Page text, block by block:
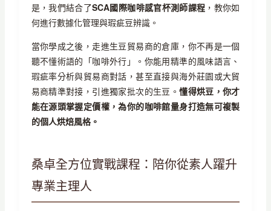
是，我們結合了SCA國際咖啡感官杯測師課程 ，教你如
何進行數據化管理與瑕疵豆辨識。
當你學成之後，走進生豆貿易商的倉庫，你不再是一個
聽不懂術語的「咖啡外行」。你能用精準的風味語言、
瑕疵率分析與貿易商對話，甚至直接與海外莊園或大貿
易商精準對接，引進獨家批次的生豆。懂得烘豆，你才
能在源頭掌握定價權，為你的咖啡館量身打造無可複製
的個人烘焙風格。
桑卓全方位實戰課程：陪你從素人躍升
專業主理人